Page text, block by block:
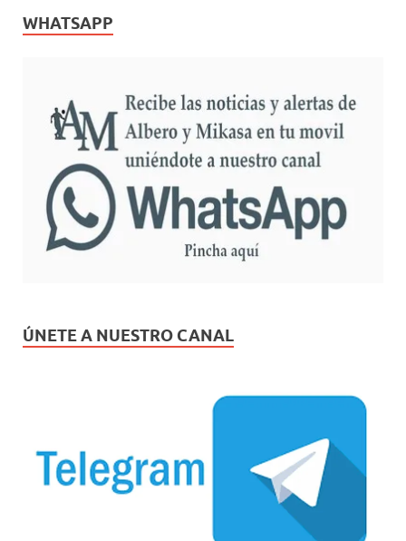
WHATSAPP
ÚNETE A NUESTRO CANAL